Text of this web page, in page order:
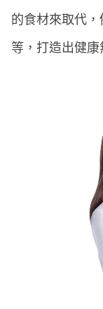
的食材來取代
等，打造出健康